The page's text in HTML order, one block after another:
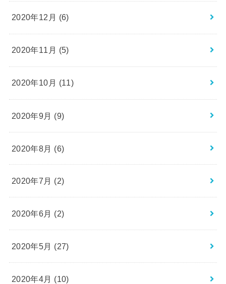
2020年12月 (6)
2020年11月 (5)
2020年10月 (11)
2020年9月 (9)
2020年8月 (6)
2020年7月 (2)
2020年6月 (2)
2020年5月 (27)
2020年4月 (10)